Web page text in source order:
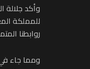
وأكد جلالة
للمملكة
روابطنا
ومما جاء